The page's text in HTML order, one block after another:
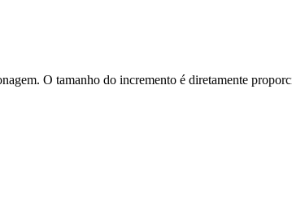
O tamanho do incremento é diretamente